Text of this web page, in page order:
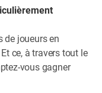
de joueurs en
ce, à travers tout le
vous gagner